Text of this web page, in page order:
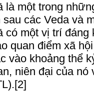
là một trong
sau các Veda và
có một vị trí
quan điểm xã
vào khoảng thể
niên đại của